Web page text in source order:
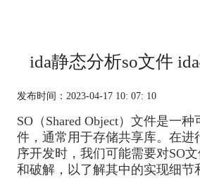
ida静态分析so文件
发布时间：2023-04-17 10: 07: 10
SO（Shared Object）文件是一
件，通常用于存储共享库。在进
序开发时，我们可能需要对SO
和破解，以了解其中的实现细节